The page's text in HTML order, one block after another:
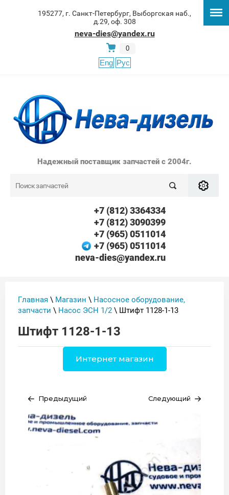
195277, г. Санкт-Петербург, Выборгская наб.,
д.29, оф. 308
neva-dies@yandex.ru
0
Eng Рус
Надежный поставщик запчастей с 2004г.
+7 (812) 3364334
+7 (812) 3090399
+7 (965) 0511014
+7 (965) 0511014
neva-dies@yandex.ru
Главная \ Магазин \ Насосное оборудование,
запчасти \ Насос ЭСН 1/2 \ Штифт 1128-1-13
Штифт 1128-1-13
Интернет магазин
Предыдущий Следующий